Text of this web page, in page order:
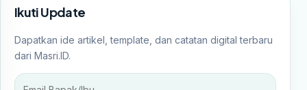
Ikuti Update
Dapatkan ide artikel, template, dan catatan digital terbaru
dari Masri.ID.